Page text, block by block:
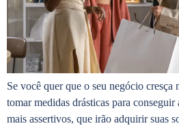
Se você quer que o seu negócio
tomar medidas drásticas para
mais assertivos, que irão adquirir suas